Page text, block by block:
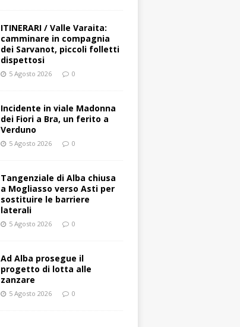
ITINERARI / Valle Varaita:
camminare in compagnia
dei Sarvanot, piccoli folletti
dispettosi
5 Agosto 2026 0
Incidente in viale Madonna
dei Fiori a Bra, un ferito a
Verduno
5 Agosto 2026 0
Tangenziale di Alba chiusa
a Mogliasso verso Asti per
sostituire le barriere
laterali
5 Agosto 2026 0
Ad Alba prosegue il
progetto di lotta alle
zanzare
5 Agosto 2026 0